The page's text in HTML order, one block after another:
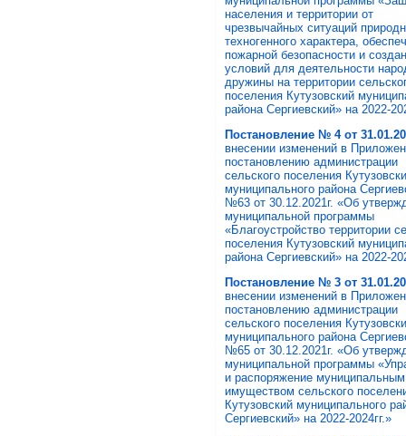
населения и территории от
чрезвычайных ситуаций
техногенного характера,
пожарной безопасности и
условий для деятельности
дружины на территории
поселения Кутузовский
района Сергиевский» на 2022-
Постановление № 4 от
внесении изменений в
постановлению администрации
сельского поселения
муниципального района
№63 от 30.12.2021г. «Об
муниципальной программы
«Благоустройство территории
поселения Кутузовский
района Сергиевский» на 2022-
Постановление № 3 от
внесении изменений в
постановлению администрации
сельского поселения
муниципального района
№65 от 30.12.2021г. «Об
муниципальной программы
и распоряжение муниципальным
имуществом сельского
Кутузовский муниципального
Сергиевский» на 2022-2024гг.»